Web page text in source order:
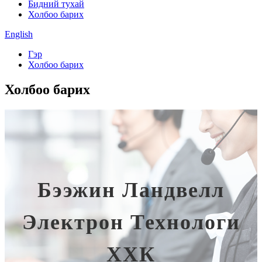
Бидний тухай
Холбоо барих
English
Гэр
Холбоо барих
Холбоо барих
Бээжин Ландвелл
Электрон Технологи
ХХК